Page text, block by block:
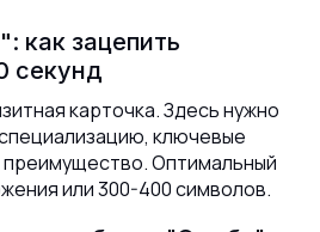
как зацепить
секунд
карточка. Здесь нужно
ключевые
Оптимальный
или 300-400 символов.